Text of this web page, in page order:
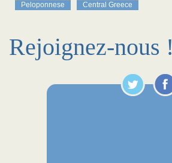
Peloponnese Central Greece
Rejoignez-nous !